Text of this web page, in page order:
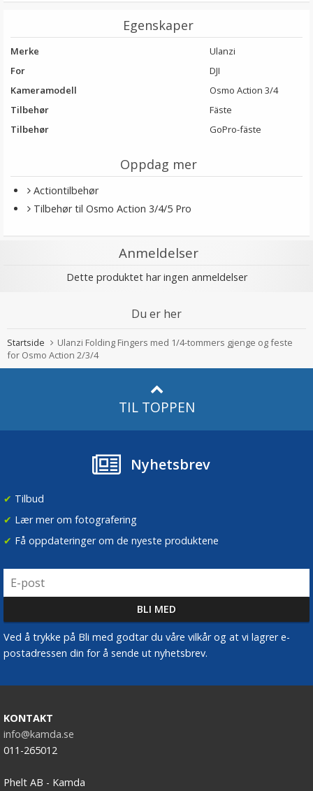
Egenskaper
Merke
Ulanzi
For
DJI
Kameramodell
Osmo Action 3/4
Tilbehør
Fäste
Tilbehør
GoPro-fäste
Oppdag mer
Actiontilbehør
Tilbehør til Osmo Action 3/4/5 Pro
Anmeldelser
Dette produktet har ingen anmeldelser
Du er her
Startside
Ulanzi Folding Fingers med 1/4-tommers gjenge og feste
for Osmo Action 2/3/4
TIL TOPPEN
Nyhetsbrev
✔ Tilbud
✔ Lær mer om fotografering
✔ Få oppdateringer om de nyeste produktene
Ved å trykke på Bli med godtar du våre vilkår og at vi lagrer e-
postadressen din for å sende ut nyhetsbrev.
KONTAKT
info@kamda.se
011-265012
Phelt AB - Kamda